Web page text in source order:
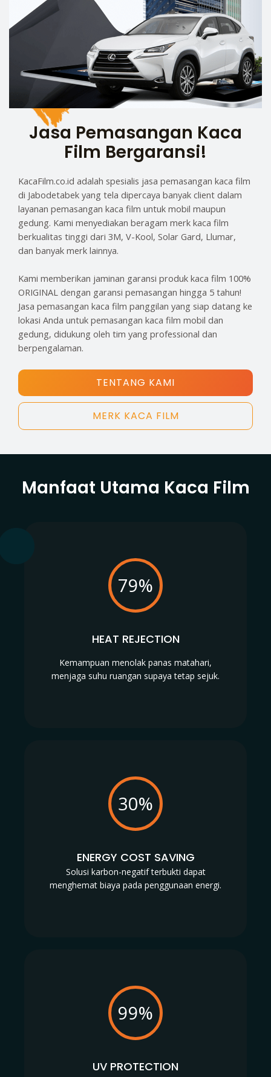
Jasa Pemasangan Kaca
Film Bergaransi!
KacaFilm.co.id adalah spesialis jasa pemasangan kaca film
di Jabodetabek yang tela dipercaya banyak client dalam
layanan pemasangan kaca film untuk mobil maupun
gedung. Kami menyediakan beragam merk kaca film
berkualitas tinggi dari 3M, V-Kool, Solar Gard, Llumar,
dan banyak merk lainnya.
Kami memberikan jaminan garansi produk kaca film 100%
ORIGINAL dengan garansi pemasangan hingga 5 tahun!
Jasa pemasangan kaca film panggilan yang siap datang ke
lokasi Anda untuk pemasangan kaca film mobil dan
gedung, didukung oleh tim yang professional dan
berpengalaman.
TENTANG KAMI
MERK KACA FILM
Manfaat Utama Kaca Film
79%
HEAT REJECTION
Kemampuan menolak panas matahari,
menjaga suhu ruangan supaya tetap sejuk.
30%
ENERGY COST SAVING
Solusi karbon-negatif terbukti dapat
menghemat biaya pada penggunaan energi.
99%
UV PROTECTION